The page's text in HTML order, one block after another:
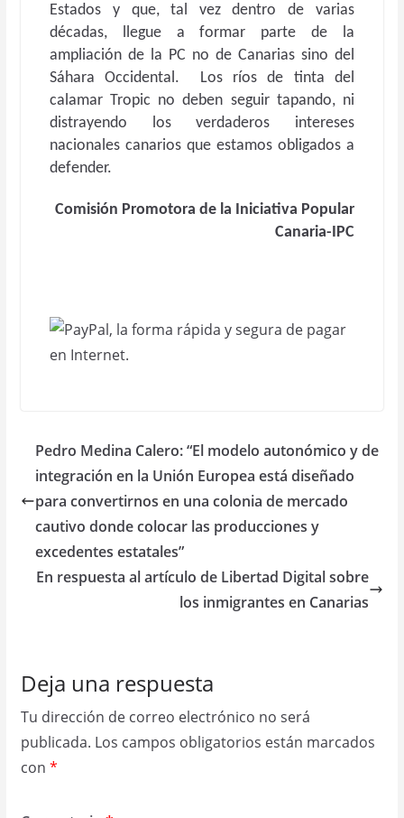
Estados y que, tal vez dentro de varias
décadas, llegue a formar parte de la
ampliación de la PC no de Canarias sino del
Sáhara Occidental. Los ríos de tinta del
calamar Tropic no deben seguir tapando, ni
distrayendo los verdaderos intereses
nacionales canarios que estamos obligados a
defender.
Comisión Promotora de la Iniciativa Popular
Canaria-IPC
Pedro Medina Calero: “El modelo autonómico y de
integración en la Unión Europea está diseñado
para convertirnos en una colonia de mercado
cautivo donde colocar las producciones y
excedentes estatales”
En respuesta al artículo de Libertad Digital sobre
los inmigrantes en Canarias
Deja una respuesta
Tu dirección de correo electrónico no será
publicada. Los campos obligatorios están marcados
con *